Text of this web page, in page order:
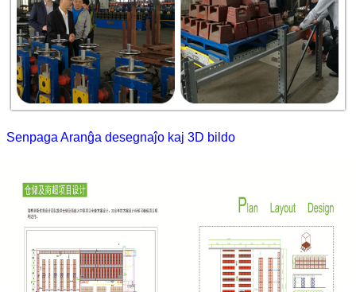
Senpaga Aranĝa desegnaĵo kaj 3D bildo